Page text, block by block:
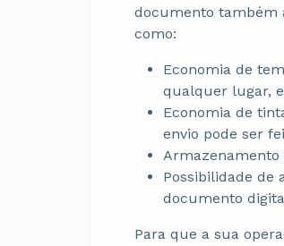
documento também
como:
Economia de
qualquer lugar,
Economia de
envio pode ser
Armazenamento
Possibilidade de
documento
Para que a sua